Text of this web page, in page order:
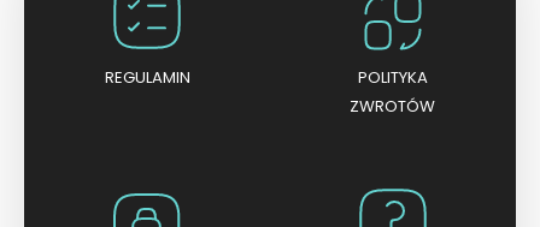
a
5
REGULAMIN
POLITYKA
ZWROTÓW